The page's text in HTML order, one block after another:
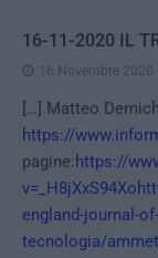
16-11-2020 IL
16 Novembre 2020
[…] Matteo
https://
pagine:https://
england-journal-
tecnologia/